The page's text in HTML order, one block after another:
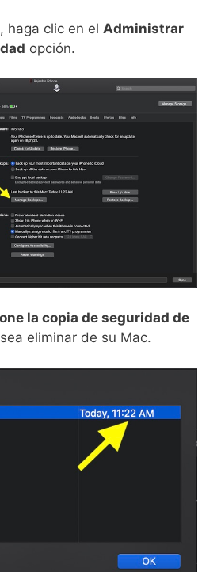
haga clic en el Administrar
opción.
la copia de seguridad de
eliminar de su Mac.